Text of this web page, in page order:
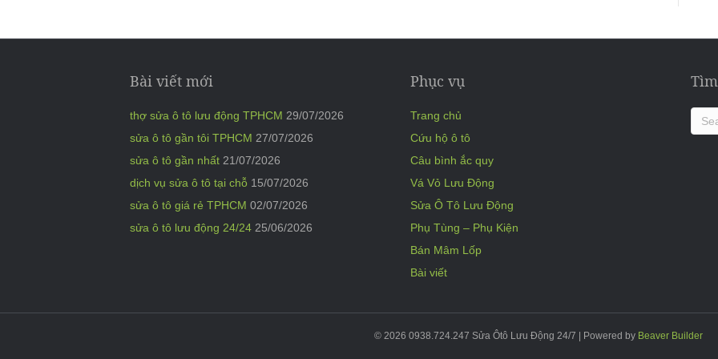
Bài viết mới
thợ sửa ô tô lưu động TPHCM 29/07/2026
sửa ô tô gần tôi TPHCM 27/07/2026
sửa ô tô gần nhất 21/07/2026
dịch vụ sửa ô tô tại chỗ 15/07/2026
sửa ô tô giá rẻ TPHCM 02/07/2026
sửa ô tô lưu động 24/24 25/06/2026
Phục vụ
Trang chủ
Cứu hộ ô tô
Câu bình ắc quy
Vá Vỏ Lưu Động
Sửa Ô Tô Lưu Động
Phụ Tùng – Phụ Kiện
Bán Mâm Lốp
Bài viết
© 2026 0938.724.247 Sửa Ôtô Lưu Động 24/7 Powered by Beaver Builder